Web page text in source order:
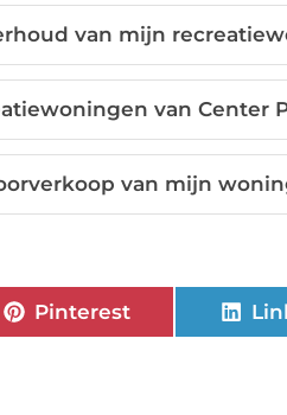
van mijn
van Center
van mijn
Pinterest